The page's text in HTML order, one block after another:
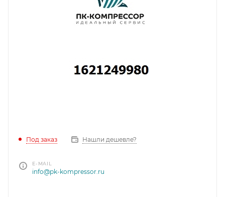
Под заказ Нашли дешевле?
E-MAIL
info@pk-kompressor.ru